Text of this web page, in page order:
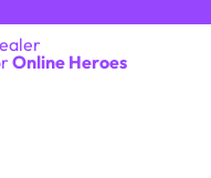
Online Heroes